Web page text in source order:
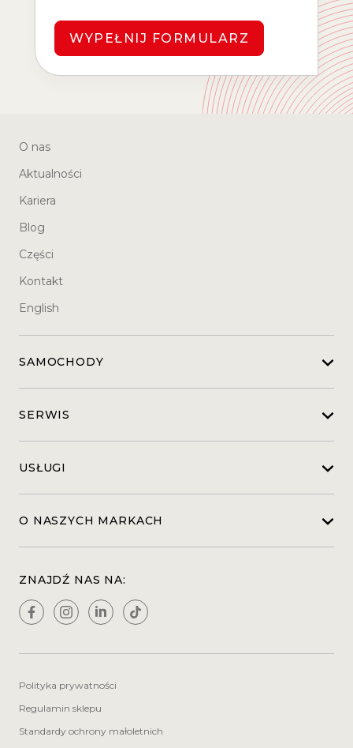
WYPEŁNIJ FORMULARZ
O nas
Aktualności
Kariera
Blog
Części
Kontakt
English
ZNAJDŹ NAS NA:
SAMOCHODY
SERWIS
USŁUGI
O NASZYCH MARKACH
Polityka prywatności
Regulamin sklepu
Standardy ochrony małoletnich